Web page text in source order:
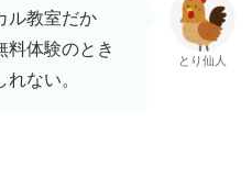
ル教室だか
料体験のとき
ない。
とり仙人